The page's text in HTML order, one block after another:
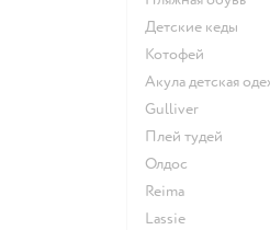
Детские кеды
Котофей
Акула детская
Gulliver
Плей тудей
Олдос
Reima
Lassie